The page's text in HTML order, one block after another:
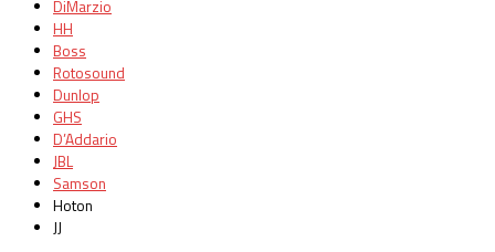
DiMarzio
HH
Boss
Rotosound
Dunlop
GHS
D’Addario
JBL
Samson
Hoton
JJ